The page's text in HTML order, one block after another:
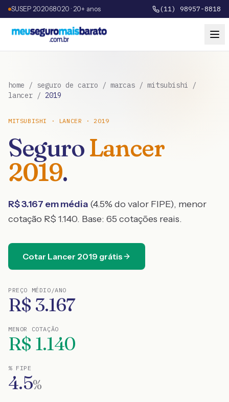
SUSEP 202068020 · 20+ anos (11) 98957-8818
home / seguro de carro / marcas / mitsubishi /
lancer / 2019
MITSUBISHI · LANCER · 2019
SeguroLancer
2019.
R$3.167 em média (4.5% do valor FIPE), menor
cotação R$ 1.140. Base: 65 cotações reais.
Cotar Lancer 2019 grátis
PREÇO MÉDIO/ANO
R$ 3.167
MENOR COTAÇÃO
R$ 1.140
% FIPE
4.5%